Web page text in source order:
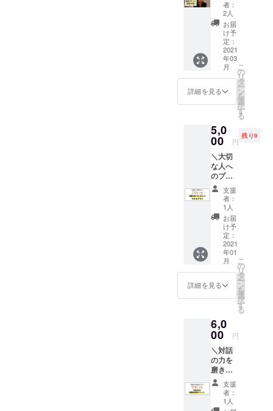
くださ
い。
しま
す。
【リ
ターン
内容】
Pit in 運
営メン
バーオ
フライ
ンご飯
アハウ
ス（大
阪府大
阪市北
区）に
て行い
ます。
※食事・
ドリン
ク費用
は含ま
れてい
ます
（交通
費宿泊
費は含
まれて
年1月〜
2月頃を
予定し
ており
ます。
も応援
ありが
とうご
ざいま
す！ ク
ラウド
ファン
ディン
グ運営
メン
バーの
汐音
（しお
ね）」
を指名
してPit
inを受
けるこ
とがで
きま
す。
【リ
ターン
内容】
Pit in 1
回チ
ケット
（担
期限は
2021年
3月末ま
で有効
者：
2人
お届
け予
定：
2021
年03
月
詳細を見る
こ
の
リ
タ
ー
ン
を
選
択
す
る
5,0
00 円
残り9
＼大切
な人へ
のプレ
ゼント
に／ Pit
inをオ
ススメ
した
い、受
けてみ
てほし
いお相
手へ、1
回分プ
レゼン
トでき
ンで
す。
【リ
ターン
内容】
Pit in 1
回分 プ
レゼン
トチ
支援
者：
1人
お届
け予
定：
2021
年01
月
詳細を見る
こ
の
リ
タ
ー
ン
を
選
択
す
る
6,0
00 円
＼対話
の力を
磨きた
い方へ
／ 傾聴
力・質
問力な
支援
者：
1人